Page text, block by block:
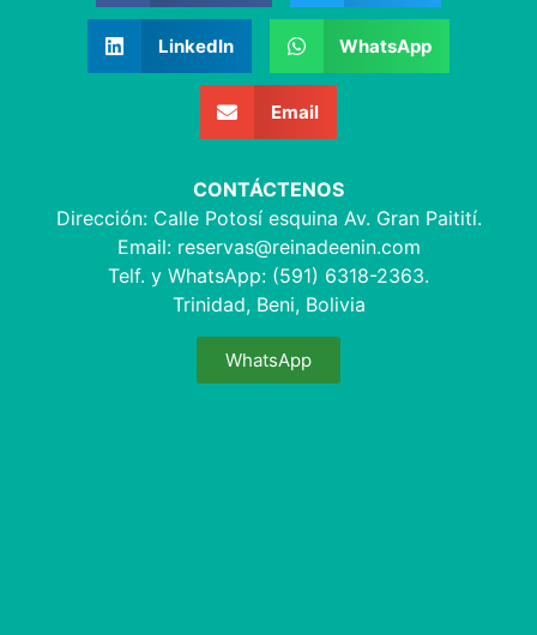
LinkedIn WhatsApp
Email
CONTÁCTENOS
Dirección: Calle Potosí esquina Av. Gran Paitití.
Email: reservas@reinadeenin.com
Telf. y WhatsApp: (591) 6318-2363.
Trinidad, Beni, Bolivia
WhatsApp